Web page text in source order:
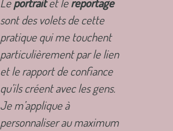
sont des volets de cette
pratique qui me touchent
particulièrement par le lien
et le rapport de confiance
qu’ils créent avec les gens.
Je m’applique à
personnaliser au maximum